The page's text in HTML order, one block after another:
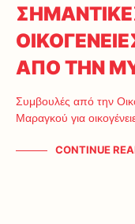
ΑΠΟ ΤΗΝ
Συμβουλές από την
Μαραγκού για
CONTINUE